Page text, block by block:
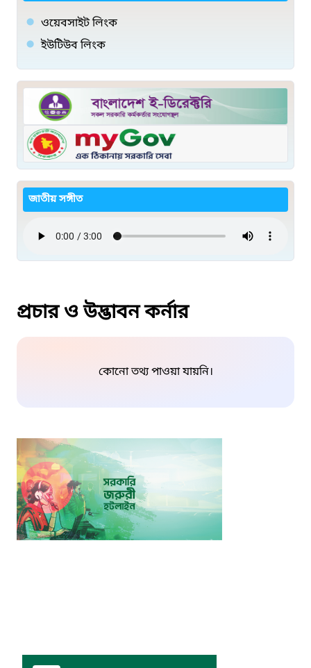
ওয়েবসাইট লিংক
ইউটিউব লিংক
জাতীয় সঙ্গীত
প্রচার ও উদ্ভাবন কর্নার
কোনো তথ্য পাওয়া যায়নি।